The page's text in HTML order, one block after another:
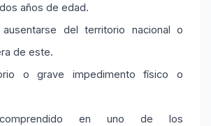
años de edad.
del territorio nacional o
de este.
o grave impedimento físico o
comprendido en uno de los